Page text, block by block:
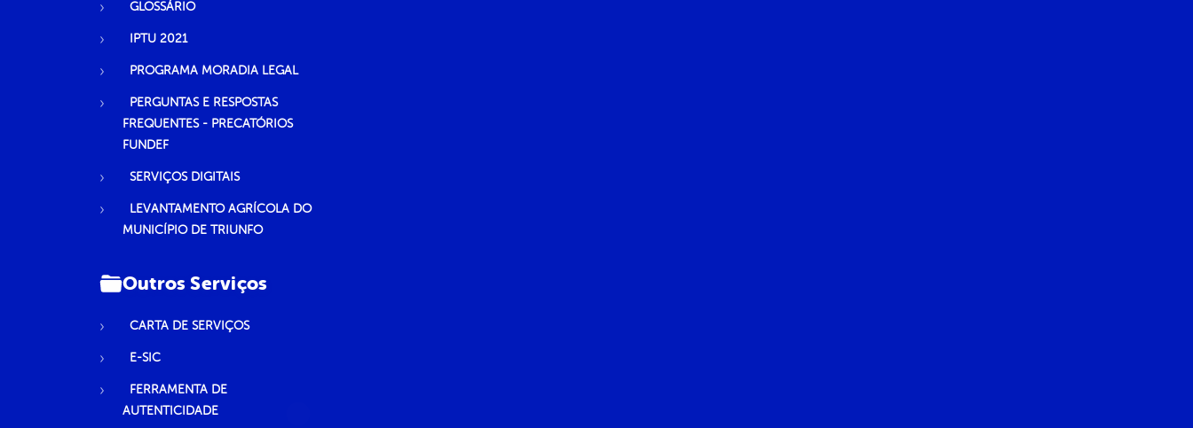
GLOSSÁRIO
IPTU 2021
PROGRAMA MORADIA LEGAL
PERGUNTAS E RESPOSTAS
FREQUENTES - PRECATÓRIOS
FUNDEF
SERVIÇOS DIGITAIS
LEVANTAMENTO AGRÍCOLA DO
MUNICÍPIO DE TRIUNFO
Outros Serviços
CARTA DE SERVIÇOS
E-SIC
FERRAMENTA DE
AUTENTICIDADE